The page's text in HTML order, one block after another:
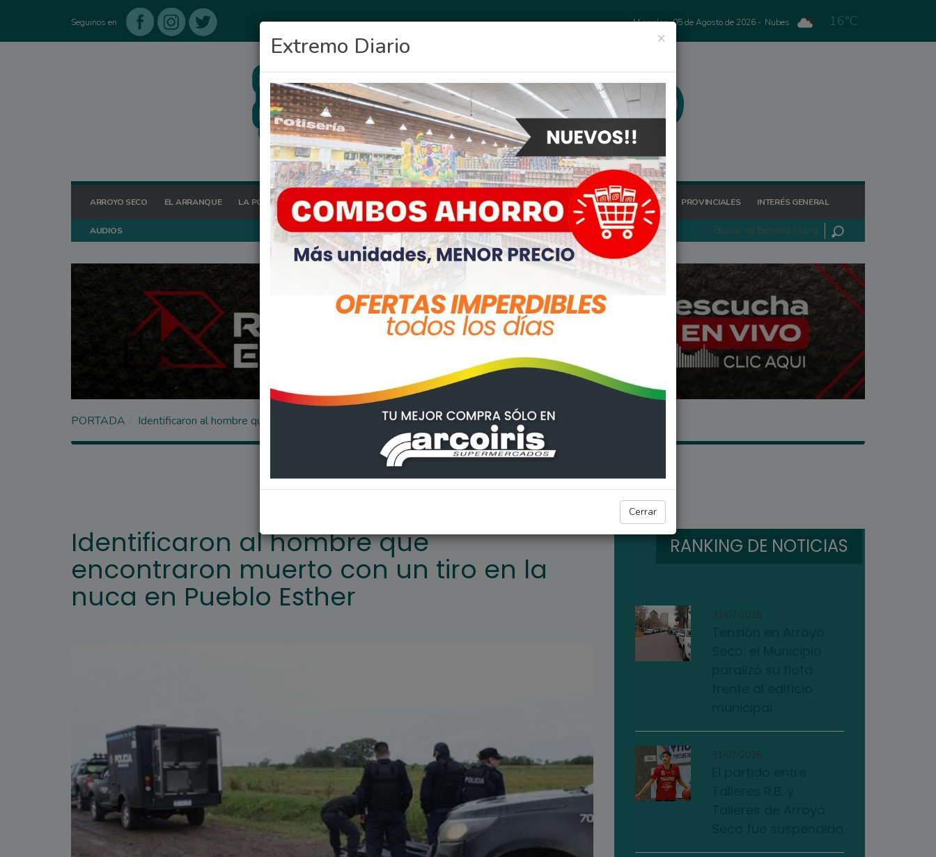
Seguinos en Miercoles, 05 de Agosto de 2026 - Nubes 16°C
ARROYO SECO EL ARRANQUE LA POSTA HOY OCIO DEPORTES FIGHIERA GENERAL LAGOS POLICIALES REGIONALES PROVINCIALES INTERÉS GENERAL
AUDIOS
×
Extremo Diario
Cerrar
PORTADA Identificaron al hombre que encontraron muerto con un tiro en la nuca en Pueblo Esther
POLICIALES
Identificaron al hombre que
encontraron muerto con un tiro en la
nuca en Pueblo Esther
RANKING DE NOTICIAS
31/07/2026
31/07/2026